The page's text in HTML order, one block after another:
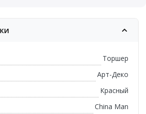
Торшер
Арт-Деко
Красный
Сhina Man